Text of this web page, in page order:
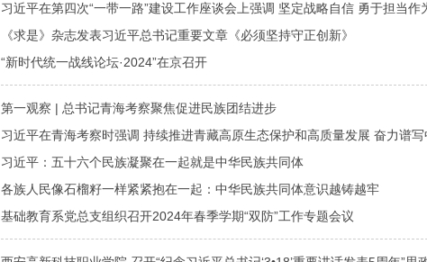
习近平在第四次“一带一路”建设工作座谈会上强调 坚定战略自信 勇于担当作
《求是》杂志发表习近平总书记重要文章《必须坚持守正创新》
“新时代统一战线论坛·2024”在京召开
第一观察 | 总书记青海考察聚焦促进民族团结进步
习近平在青海考察时强调 持续推进青藏高原生态保护和高质量发展 奋力谱
习近平：五十六个民族凝聚在一起就是中华民族共同体
各族人民像石榴籽一样紧紧抱在一起：中华民族共同体意识越铸越牢
基础教育系党总支组织召开2024年春季学期“双防”工作专题会议